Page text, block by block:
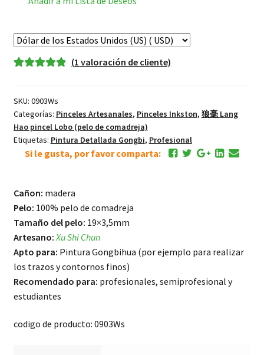
Pincel
pintura
Gongbi
profesional
狼
毫
Lang
basado en
puntuación
de cliente
(1 valoración de cliente)
SKU: 0903Ws
Categorías: Pinceles Artesanales, Pinceles Inkston, 狼毫 Lang
Hao pincel Lobo (pelo de comadreja)
Etiquetas: Pintura Detallada Gongbi, Profesional
Si le gusta, por favor comparta:
Cañon: madera
Pelo: 100% pelo de comadreja
Tamaño del pelo: 19×3,5mm
Artesano: Xu Shi Chun
Apto para: Pintura Gongbihua (por ejemplo para realizar
los trazos y contornos finos)
Recomendado para: profesionales, semiprofesional y
estudiantes
codigo de producto: 0903Ws